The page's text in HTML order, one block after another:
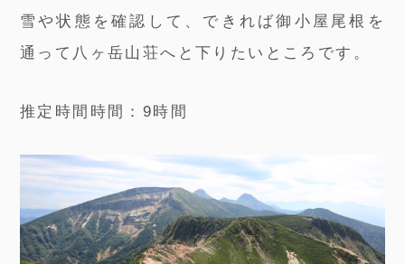
雪や状態を確認して、できれば御小屋尾根を
通って八ヶ岳山荘へと下りたいところです。
推定時間時間：9時間